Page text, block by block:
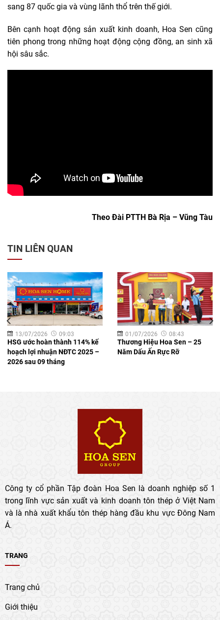
sang 87 quốc gia và vùng lãnh thổ trên thế giới.
Bên cạnh hoạt động sản xuất kinh doanh, Hoa Sen cũng
tiên phong trong những hoạt động cộng đồng, an sinh xã
hội sâu sắc.
Theo Đài PTTH Bà Rịa – Vũng Tàu
TIN LIÊN QUAN
13/07/2026 09:03
HSG ước hoàn thành 114% kế
hoạch lợi nhuận NĐTC 2025 –
2026 sau 09 tháng
01/07/2026 08:43
Thương Hiệu Hoa Sen – 25
Năm Dấu Ấn Rực Rỡ
Công ty cổ phần Tập đoàn Hoa Sen là doanh nghiệp số 1
trong lĩnh vực sản xuất và kinh doanh tôn thép ở Việt Nam
và là nhà xuất khẩu tôn thép hàng đầu khu vực Đông Nam
Á.
TRANG
Trang chủ
Giới thiệu